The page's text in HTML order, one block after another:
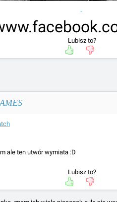
Lubisz to?
ale ten utwór wymiata :D
Lubisz to?